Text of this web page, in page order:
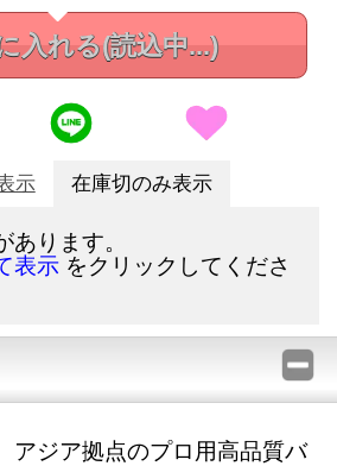
入れる(読込中...)
示 在庫切のみ表示
ります。
表示 をクリックしてくださ
アジア拠点のプロ用高品質バ